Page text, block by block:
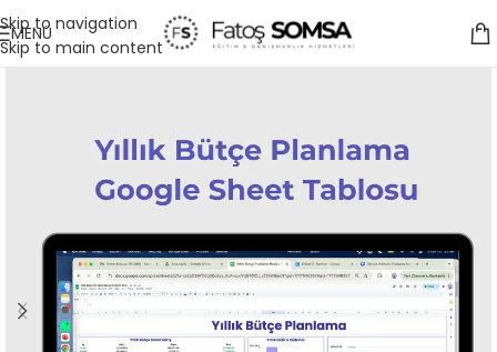
Skip to navigation
Skip to main content
MENÜ